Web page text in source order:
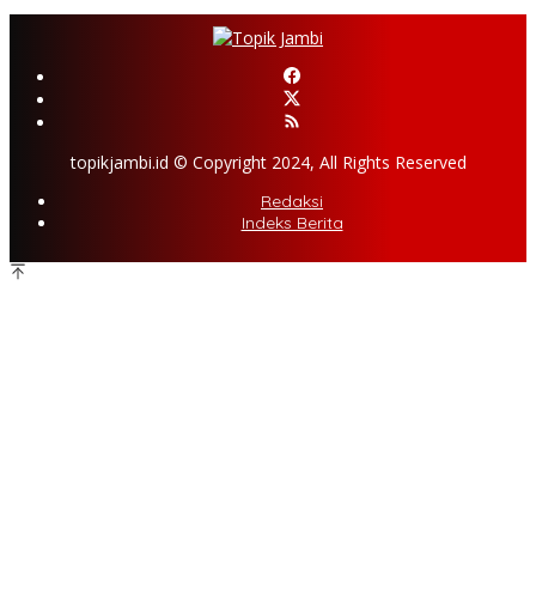
topikjambi.id © Copyright 2024, All Rights Reserved
Redaksi
Indeks Berita